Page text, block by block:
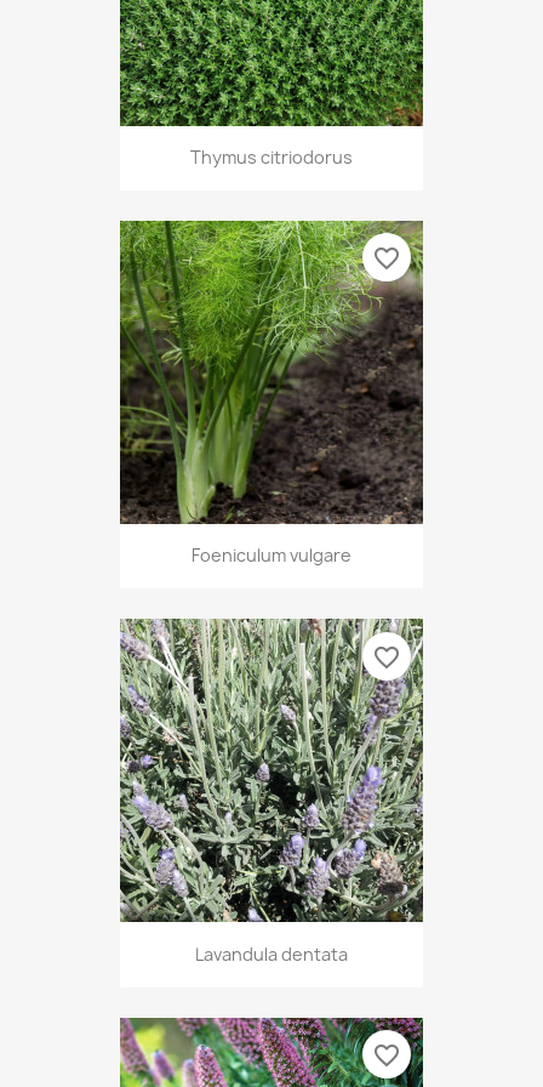
Thymus citriodorus
Foeniculum vulgare
favorite_border
Lavandula dentata
favorite_border
favorite_border